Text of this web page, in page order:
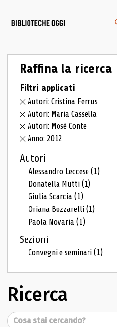
Raffina la ricerca
Filtri applicati
Autori: Cristina Ferrus
Autori: Maria Cassella
Autori: Mosé Conte
Anno: 2012
Autori
Alessandro Leccese(1)
Donatella Mutti(1)
Giulia Scarcia(1)
Oriana Bozzarelli(1)
Paola Novaria(1)
Sezioni
Convegni e seminari(1)
Ricerca
Cerca